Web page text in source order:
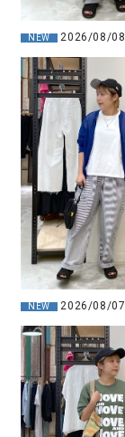
NEW 2026/08/08
NEW 2026/08/07